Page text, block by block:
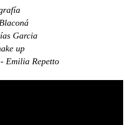
Garcia
up
Emilia Repetto